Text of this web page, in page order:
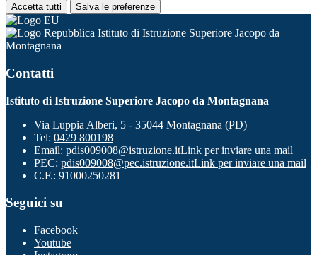
Accetta tutti Salva le preferenze
Istituto di Istruzione Superiore Jacopo da
Montagnana
Contatti
Istituto di Istruzione Superiore Jacopo da Montagnana
Via Luppia Alberi, 5 - 35044 Montagnana (PD)
Tel: 0429 800198
Email: pdis009008@istruzione.itLink per inviare una mail
PEC: pdis009008@pec.istruzione.itLink per inviare una mail
C.F.: 91000250281
Seguici su
Facebook
Youtube